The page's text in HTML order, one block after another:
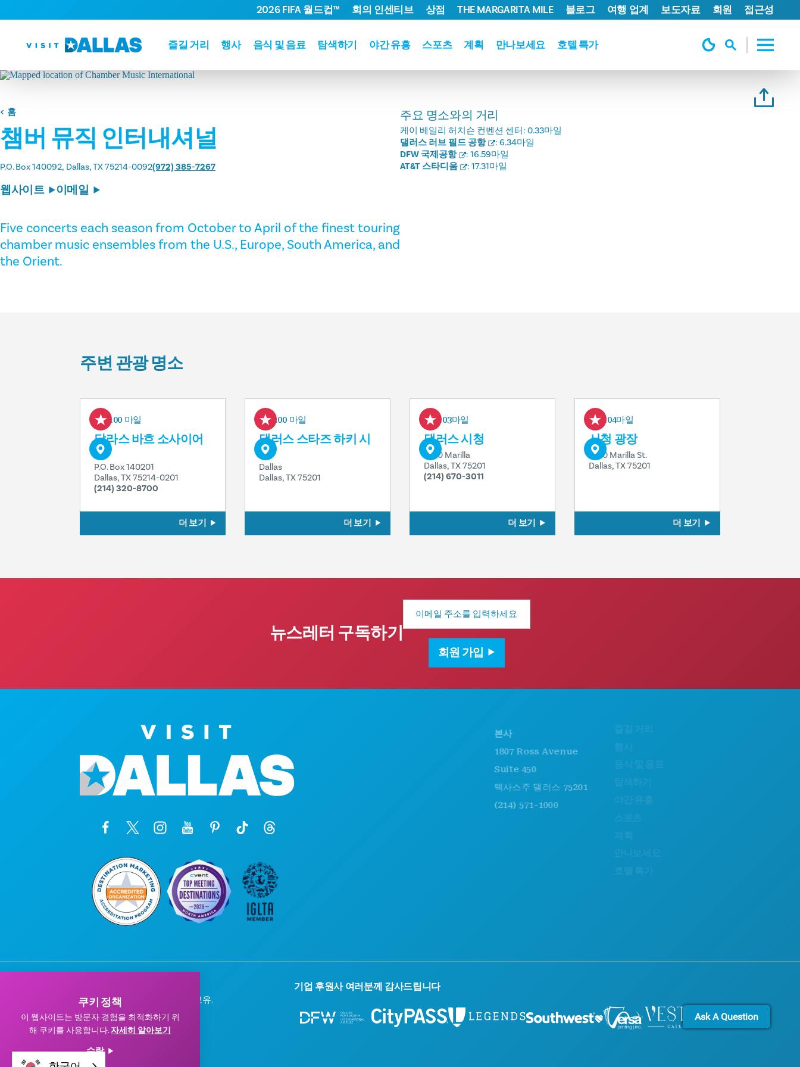
본문으로 건너뛰기
즐길 거리 행사 음식 및 음료 탐색하기 야간 유흥 스포츠 계획 만나보세요 호텔 특가
2026 FIFA 월드컵™ 회의 인센티브 상점 THE MARGARITA MILE 블로그 여행 업계 보도자료 회원 접근성
홈
챔버 뮤직 인터내셔널
P.O. Box 140092 Dallas, TX 75214-0092(972) 385-7267
웹사이트 이메일
Five concerts each season from October to April of the finest touring
chamber music ensembles from the U.S., Europe, South America, and
the Orient.
주요 명소와의 거리
케이 베일리 허치슨 컨벤션 센터: 0.33마일
댈러스 러브 필드 공항
: 6.34마일
DFW 국제공항
: 16.59마일
AT&T 스타디움
: 17.31마일
주변 관광 명소
0.00 마일
달라스 바흐 소사이어
티
P.O. Box 140201
Dallas, TX 75214-0201
(214) 320-8700
더 보기
0.00 마일
댈러스 스타즈 하키 시
설
Dallas
Dallas, TX 75201
더 보기
0.03마일
댈러스 시청
1500 Marilla
Dallas, TX 75201
(214) 670-3011
더 보기
0.04마일
시청 광장
1500 Marilla St.
Dallas, TX 75201
더 보기
뉴스레터 구독하기
이
주
회원 가입
1807 Ross Avenue
Suite 450
텍사스주 댈러스 75201
(214) 571-1000
기업 후원사 여러분께 감사드립니다
© 2026 Visit Dallas. 모든 권리 보유.
개인정보 처리방침 |이용약관
쿠키 정책
이 웹사이트는 방문자 경험을 최적화하기 위
해 쿠키를 사용합니다.자세히 알아보기
수락
Ask A Question